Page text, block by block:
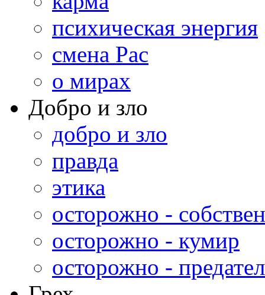
психическая энергия
смена Рас
о мирах
Добро и зло
добро и зло
правда
этика
осторожно -
осторожно - кумир
осторожно -